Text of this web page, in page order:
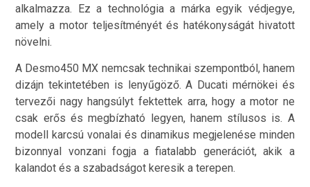
alkalmazza. Ez a technológia a márka egyik védjegye,
amely a motor teljesítményét és hatékonyságát hivatott
növelni.
A Desmo450 MX nemcsak technikai szempontból, hanem
dizájn tekintetében is lenyűgöző. A Ducati mérnökei és
tervezői nagy hangsúlyt fektettek arra, hogy a motor ne
csak erős és megbízható legyen, hanem stílusos is. A
modell karcsú vonalai és dinamikus megjelenése minden
bizonnyal vonzani fogja a fiatalabb generációt, akik a
kalandot és a szabadságot keresik a terepen.